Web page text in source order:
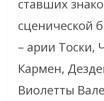
ставших
сценической
– арии Тоски,
Кармен,
Виолетты